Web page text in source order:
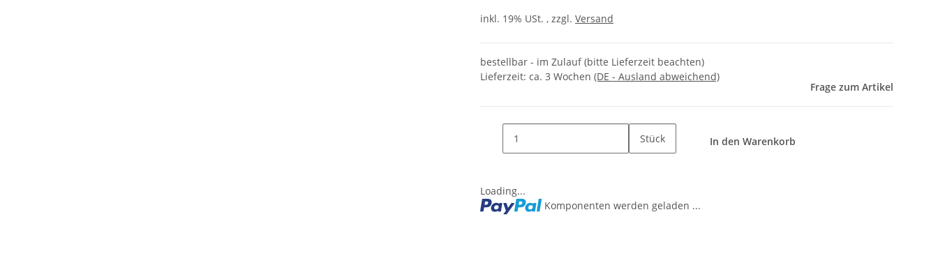
inkl. 19% USt. , zzgl. Versand
bestellbar - im Zulauf (bitte Lieferzeit beachten)
Lieferzeit: ca. 3 Wochen (DE - Ausland abweichend)
Frage zum Artikel
Stück In den Warenkorb
Loading...
Komponenten werden geladen ...